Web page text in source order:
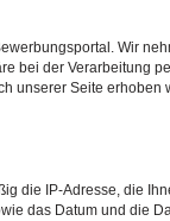
Wir
bei der Verarbeitung
unserer Seite
die IP-Adresse, die
das Datum und die